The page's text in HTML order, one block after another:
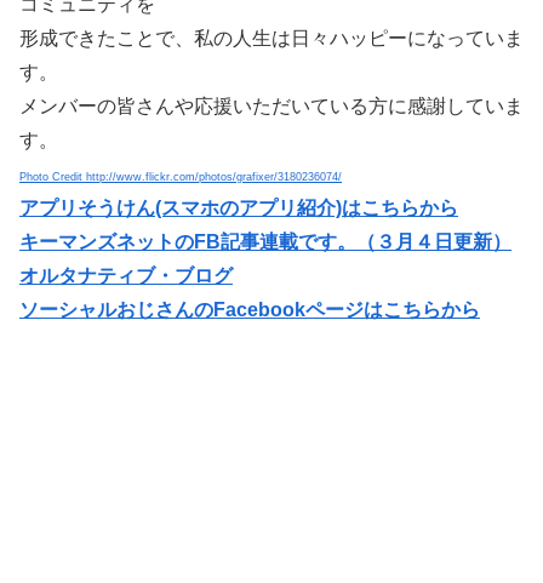
コミュニティを
形成できたことで、私の人生は日々ハッピーになっていま
す。
メンバーの皆さんや応援いただいている方に感謝していま
す。
Photo Credit http://www.flickr.com/photos/grafixer/3180236074/
アプリそうけん(スマホのアプリ紹介)はこちらから
キーマンズネットのFB記事連載です。（３月４日更新）
オルタナティブ・ブログ
ソーシャルおじさんのFacebookページはこちらから